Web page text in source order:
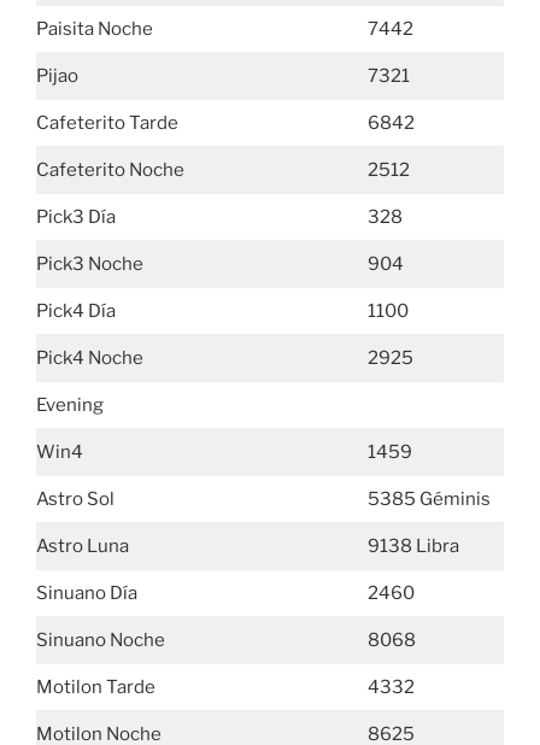
Paisita Noche 7442
Pijao 7321
Cafeterito Tarde 6842
Cafeterito Noche 2512
Pick3 Día 328
Pick3 Noche 904
Pick4 Día 1100
Pick4 Noche 2925
Evening
Win4 1459
Astro Sol 5385 Géminis
Astro Luna 9138 Libra
Sinuano Día 2460
Sinuano Noche 8068
Motilon Tarde 4332
Motilon Noche 8625